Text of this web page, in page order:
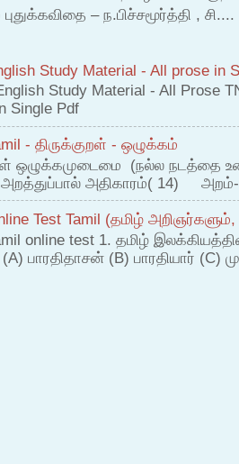
– ந.பிச்சமூர்த்தி , சி....
Study Material - All prose in
Study Material - All Prose
Single Pdf
- திருக்குறள் - ஒழுக்கம்
ஒழுக்கமுடைமை (நல்ல நடத்தை
அறத்துப்பால் அதிகாரம்( 14)
Test Tamil (தமிழ்
online test 1. தமிழ்
பாரதிதாசன் (B) பாரதியார் (C)